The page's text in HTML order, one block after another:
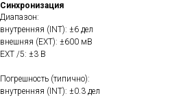
Синхронизация
Диапазон:
внутренняя (INT): ±6 дел
внешняя (EXT): ±600 мВ
EXT /5: ±3 В
Погрешность (типично):
внутренняя (INT): ±0.3 дел